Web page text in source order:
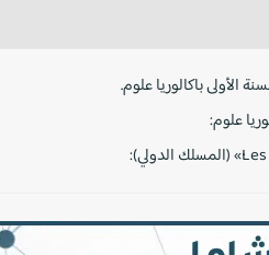
الأولى باكالوريا علوم.
علوم: